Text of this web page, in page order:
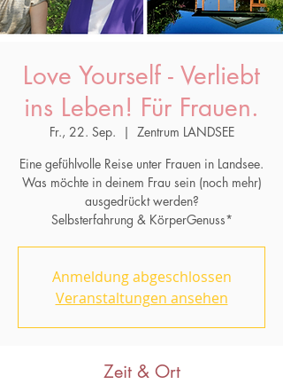
Love Yourself - Verliebt
ins Leben! Für Frauen.
Fr., 22. Sep.
  |
Zentrum LANDSEE
Eine gefühlvolle Reise unter Frauen in Landsee.
Was möchte in deinem Frau sein (noch mehr)
ausgedrückt werden?
Anmeldung abgeschlossen
Veranstaltungen ansehen
Zeit & Ort